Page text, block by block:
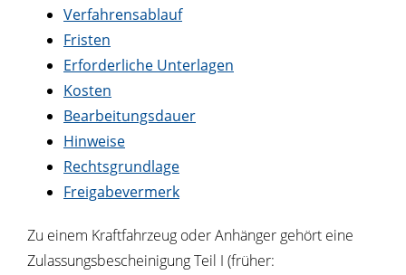
Verfahrensablauf
Fristen
Erforderliche Unterlagen
Kosten
Bearbeitungsdauer
Hinweise
Rechtsgrundlage
Freigabevermerk
Zu einem Kraftfahrzeug oder Anhänger gehört eine
Zulassungsbescheinigung Teil I (früher: